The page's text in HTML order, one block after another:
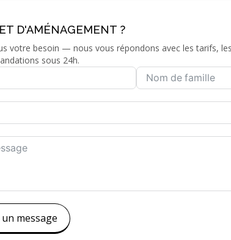
D'AMÉNAGEMENT ?
votre besoin — nous vous répondons avec les tarifs,
sous 24h.
message